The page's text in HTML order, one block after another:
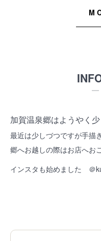
加賀温泉郷はようやく
最近は少しづつですが手描
郷へお越しの際はお店へお
インスタも始めました ＠